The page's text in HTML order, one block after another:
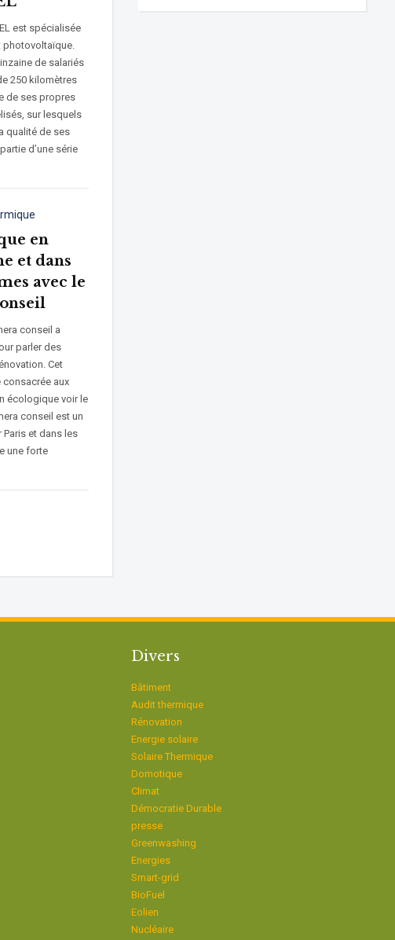
est spécialisée
photovoltaïque.
de salariés
250 kilomètres
de ses propres
sur lesquels
qualité de ses
d’une série
en
et dans
avec le
conseil a
parler des
Cet
consacrée aux
écologique voir le
conseil est un
et dans les
une forte
Divers
Bâtiment
Audit thermique
Rénovation
Energie solaire
Solaire Thermique
Domotique
Climat
Démocratie Durable
presse
Greenwashing
Energies
Smart-grid
BioFuel
Eolien
Nucléaire